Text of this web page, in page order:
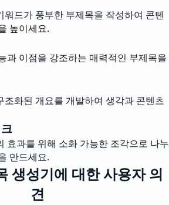
워드가 풍부한 부제목을 작성하여 콘텐
높이세요.
과 이점을 강조하는 매력적인 부제목을
조화된 개요를 개발하여 생각과 콘텐츠
효과를 위해 소화 가능한 조각으로 나누
만드세요.
생성기에 대한 사용자 의
견